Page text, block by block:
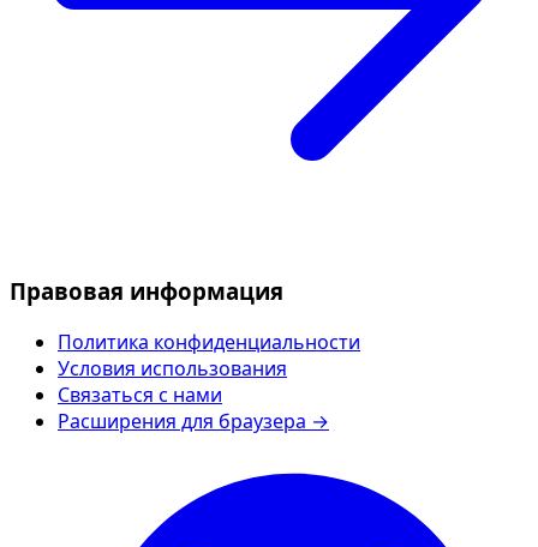
Правовая информация
Политика конфиденциальности
Условия использования
Связаться с нами
Расширения для браузера →